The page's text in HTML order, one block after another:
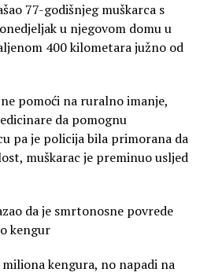
77-godišnjeg muškarca s
u njegovom domu u
400 kilometara južno od
pomoći na ruralno imanje,
da pomognu
pa je policija bila primorana da
muškarac je preminuo usljed
da je smrtonosne povrede
kengur
kengura, no napadi na